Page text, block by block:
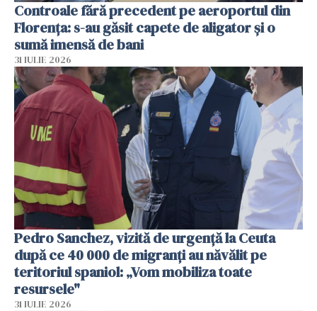
Controale fără precedent pe aeroportul din
Florența: s-au găsit capete de aligator și o
sumă imensă de bani
31 IULIE 2026
Pedro Sanchez, vizită de urgență la Ceuta
după ce 40 000 de migranți au năvălit pe
teritoriul spaniol: „Vom mobiliza toate
resursele"
31 IULIE 2026